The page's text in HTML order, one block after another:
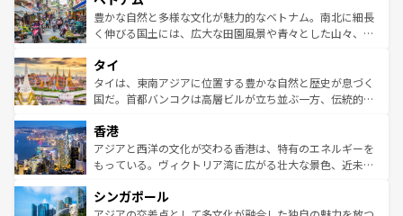
が味わえる。 なお、新着の台湾情報は コンテンツ一覧を参
照してほしい。
できる。そして、キムチや焼肉、絶品のストリートフード
まで、さまざまな韓国料理が待っている。夜には、韓国な
リティに包まれながら、韓国の多彩な魅力を心ゆくまで味
わってみてほしい。 なお、新着の韓国情報はコンテンツ一
覧を参照してほしい。
豊かな自然と多様な文化が魅力的なベトナム。南北に細長
く伸びる国土には、広大な田園風景や青々とした山々、世
急速な発展と共に伝統が息づく。ハノイの古い町並みやホ
ーチミン市のフランス統治時代の建物も、独特の雰囲気を
醸し出している。また、バラエティの豊かさとおいしさで
とつ。フォーやバインミー、ベトナムコーヒーなどは、ぜ
ひ現地で味わいたい。どの地域を訪れてもあたたかい人々
が旅行者を迎えてくれるので、きっと忘れられない旅にな
参照してほしい。
タイ
タイは、東南アジアに位置する豊かな自然と歴史が息づく
国だ。首都バンコクは高層ビルが立ち並ぶ一方、伝統的な
の活気が交差している。北部ではチェンマイなどの山岳地
帯で自然と触れ合い、南部ではプーケットやクラビの美し
いビーチでリゾート気分を楽しむことができる。タイ料理
激する。気候は一年中温暖で、どの季節にも異なる楽しみ
が待っている。親しみやすいタイの人々、仏教を中心とし
香港
アジアと西洋の文化が交わる香港は、特有のエネルギーを
もっている。ヴィクトリア湾に広がる壮大な景色、近未来
み、どこを訪れても感動するはず。観光スポットが密集し
ており、効率よく見どころを回れるのも魅力。息をのむよ
シンガポール